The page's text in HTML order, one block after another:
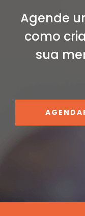
Agende
como
sua